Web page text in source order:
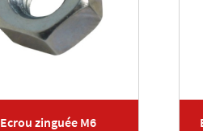
Ecrou zinguée M6